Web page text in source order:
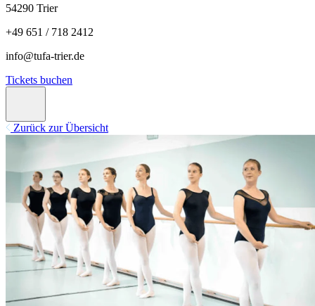
54290 Trier
+49 651 / 718 2412
info@tufa-trier.de
Tickets buchen
Zurück zur Übersicht